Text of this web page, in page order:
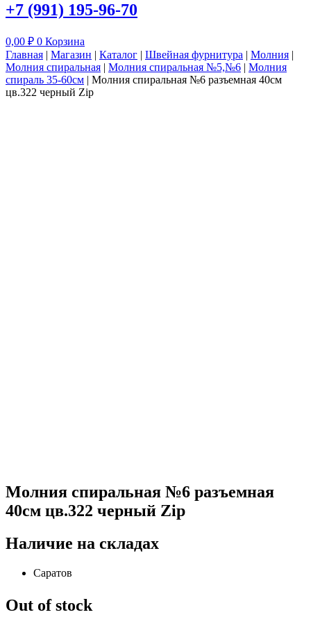
+7 (991) 195-96-70
0,00 ₽ 0 Корзина
Главная | Магазин | Каталог | Швейная фурнитура | Молния |
Молния спиральная | Молния спиральная №5,№6 | Молния
спираль 35-60см | Молния спиральная №6 разъемная 40см
цв.322 черный Zip
Молния спиральная №6 разъемная
40см цв.322 черный Zip
Наличие на складах
Саратов
Out of stock